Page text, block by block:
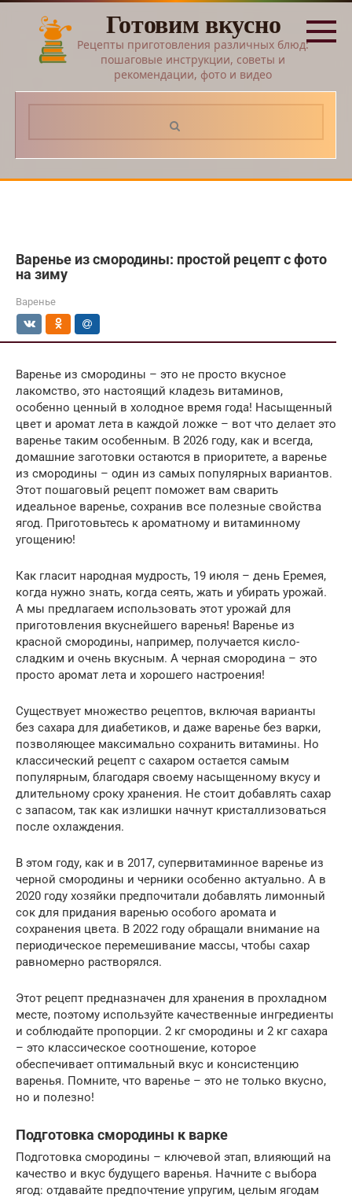
Перейти
контенту
Готовим вкусно
Рецепты приготовления различных блюд:
пошаговые инструкции, советы и
рекомендации, фото и видео
Варенье из смородины: простой рецепт с фото
на зиму
Варенье
Варенье из смородины – это не просто вкусное
лакомство, это настоящий кладезь витаминов,
особенно ценный в холодное время года! Насыщенный
цвет и аромат лета в каждой ложке – вот что делает это
варенье таким особенным. В 2026 году, как и всегда,
домашние заготовки остаются в приоритете, а варенье
из смородины – один из самых популярных вариантов.
Этот пошаговый рецепт поможет вам сварить
идеальное варенье, сохранив все полезные свойства
ягод. Приготовьтесь к ароматному и витаминному
угощению!
Как гласит народная мудрость, 19 июля – день Еремея,
когда нужно знать, когда сеять, жать и убирать урожай.
А мы предлагаем использовать этот урожай для
приготовления вкуснейшего варенья! Варенье из
красной смородины, например, получается кисло-
сладким и очень вкусным. А черная смородина – это
просто аромат лета и хорошего настроения!
Существует множество рецептов, включая варианты
без сахара для диабетиков, и даже варенье без варки,
позволяющее максимально сохранить витамины. Но
классический рецепт с сахаром остается самым
популярным, благодаря своему насыщенному вкусу и
длительному сроку хранения. Не стоит добавлять сахар
с запасом, так как излишки начнут кристаллизоваться
после охлаждения.
В этом году, как и в 2017, супервитаминное варенье из
черной смородины и черники особенно актуально. А в
2020 году хозяйки предпочитали добавлять лимонный
сок для придания варенью особого аромата и
сохранения цвета. В 2022 году обращали внимание на
периодическое перемешивание массы, чтобы сахар
равномерно растворялся.
Этот рецепт предназначен для хранения в прохладном
месте, поэтому используйте качественные ингредиенты
и соблюдайте пропорции. 2 кг смородины и 2 кг сахара
– это классическое соотношение, которое
обеспечивает оптимальный вкус и консистенцию
варенья. Помните, что варенье – это не только вкусно,
но и полезно!
Подготовка смородины к варке
Подготовка смородины – ключевой этап, влияющий на
качество и вкус будущего варенья. Начните с выбора
ягод: отдавайте предпочтение упругим, целым ягодам